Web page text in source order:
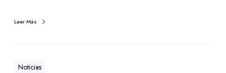
Leer Más
Noticias